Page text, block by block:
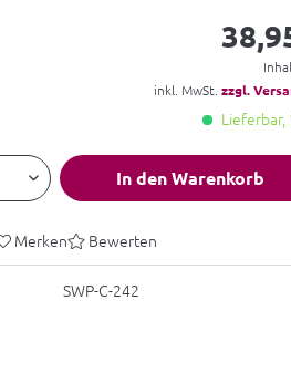
inkl. MwSt. zzgl.
Lieferbar,
In den Warenkorb
Merken Bewerten
SWP-C-242